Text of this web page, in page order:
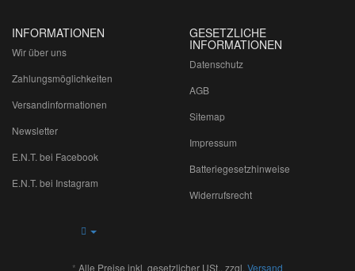
INFORMATIONEN
Wir über uns
Zahlungsmöglichkeiten
Versandinformationen
Newsletter
E.N.T. bei Facebook
E.N.T. bei Instagram
GESETZLICHE
INFORMATIONEN
Datenschutz
AGB
Sitemap
Impressum
Batteriegesetzhinweise
Widerrufsrecht
* Alle Preise inkl. gesetzlicher USt., zzgl. Versand